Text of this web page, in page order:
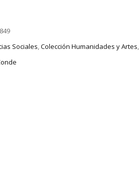
Sociales,Colección Humanidades y Artes,